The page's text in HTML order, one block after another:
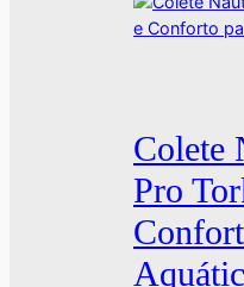
Colete
Pro